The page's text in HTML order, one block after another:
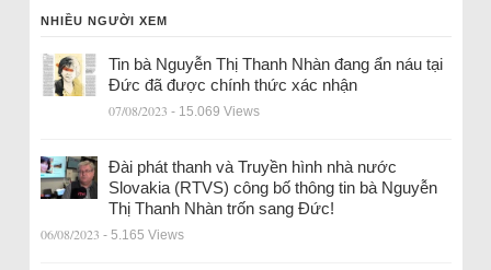
NHIỀU NGƯỜI XEM
Tin bà Nguyễn Thị Thanh Nhàn đang ẩn náu tại
Đức đã được chính thức xác nhận
07/08/2023 - 15.069 Views
Đài phát thanh và Truyền hình nhà nước
Slovakia (RTVS) công bố thông tin bà Nguyễn
Thị Thanh Nhàn trốn sang Đức!
06/08/2023 - 5.165 Views